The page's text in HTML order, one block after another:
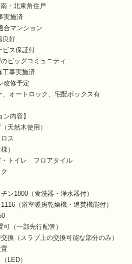
・北東角住戸
実施済
マンション
良好
ス保証付
ビッグコミュニティ
事実施済
改修予定
オートロック、宅配ボックス有
ン内容】
天然木使用）
ス
）
・トイレ フロアタイル
ン1800（食洗器・浄水器付）
（浴室暖房乾燥機・追焚機能付）
（一部先行配管）
換（スラブ上の交換可能な部分のみ）
LED）